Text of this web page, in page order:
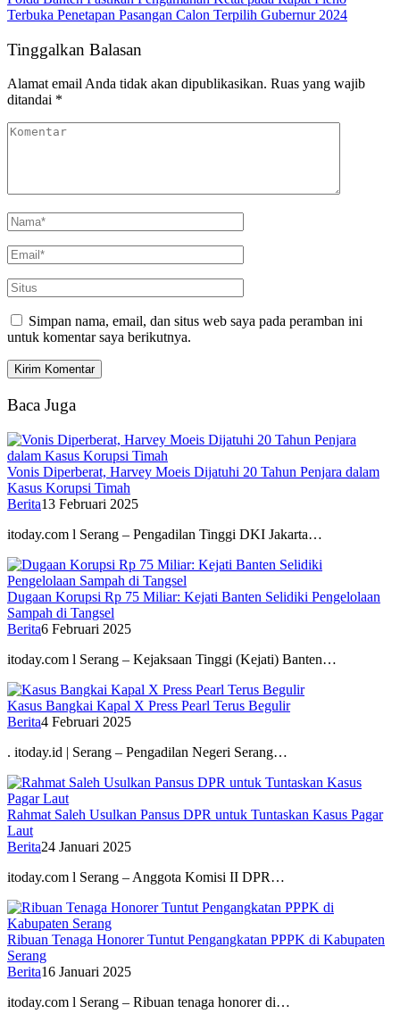
Terbuka Penetapan Pasangan Calon Terpilih Gubernur 2024
Tinggalkan Balasan
Alamat email Anda tidak akan dipublikasikan. Ruas yang wajib
ditandai *
Simpan nama, email, dan situs web saya pada peramban ini
untuk komentar saya berikutnya.
Baca Juga
Vonis Diperberat, Harvey Moeis Dijatuhi 20 Tahun Penjara dalam
Kasus Korupsi Timah
Berita13 Februari 2025
itoday.com l Serang – Pengadilan Tinggi DKI Jakarta…
Dugaan Korupsi Rp 75 Miliar: Kejati Banten Selidiki Pengelolaan
Sampah di Tangsel
Berita6 Februari 2025
itoday.com l Serang – Kejaksaan Tinggi (Kejati) Banten…
Kasus Bangkai Kapal X Press Pearl Terus Begulir
Berita4 Februari 2025
. itoday.id | Serang – Pengadilan Negeri Serang…
Rahmat Saleh Usulkan Pansus DPR untuk Tuntaskan Kasus Pagar
Laut
Berita24 Januari 2025
itoday.com l Serang – Anggota Komisi II DPR…
Ribuan Tenaga Honorer Tuntut Pengangkatan PPPK di Kabupaten
Serang
Berita16 Januari 2025
itoday.com l Serang – Ribuan tenaga honorer di…